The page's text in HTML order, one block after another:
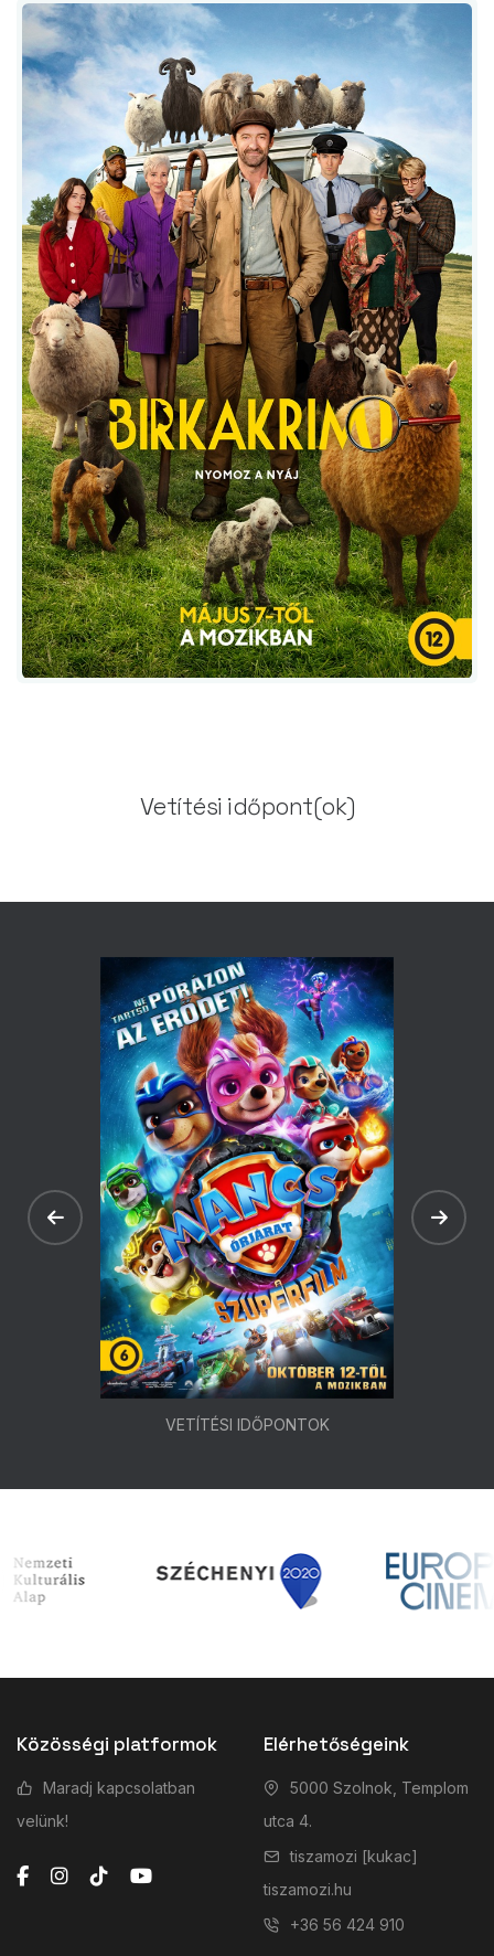
Vetítési időpont(ok)
VETÍTÉSI IDŐPONTOK
Közösségi platformok
Maradj kapcsolatban
velünk!
Elérhetőségeink
5000 Szolnok, Templom
utca 4.
tiszamozi [kukac]
tiszamozi.hu
+36 56 424 910